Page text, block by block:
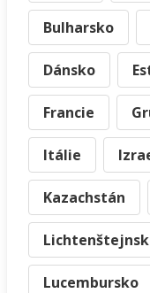
Bulharsko
Dánsko
Francie
Itálie
Kazachstán
Lucembursko